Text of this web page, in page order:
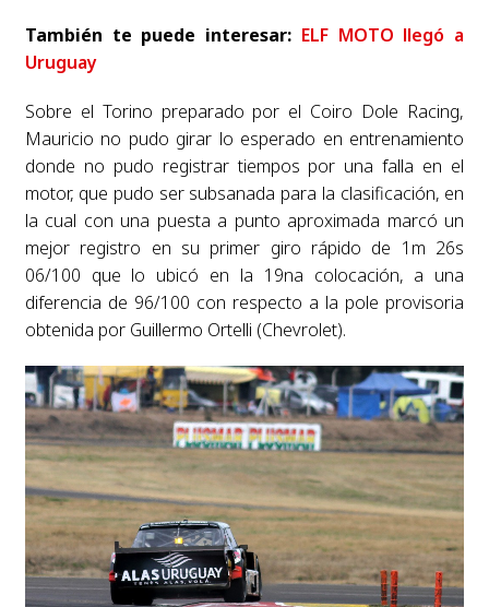
También te puede interesar: ELF MOTO llegó a
Uruguay
Sobre el Torino preparado por el Coiro Dole Racing,
Mauricio no pudo girar lo esperado en entrenamiento
donde no pudo registrar tiempos por una falla en el
motor, que pudo ser subsanada para la clasificación, en
la cual con una puesta a punto aproximada marcó un
mejor registro en su primer giro rápido de 1m 26s
06/100 que lo ubicó en la 19na colocación, a una
diferencia de 96/100 con respecto a la pole provisoria
obtenida por Guillermo Ortelli (Chevrolet).